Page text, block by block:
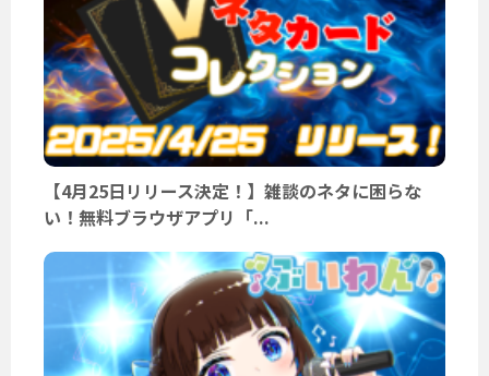
【4月25日リリース決定！】雑談のネタに困らな
い！無料ブラウザアプリ「...